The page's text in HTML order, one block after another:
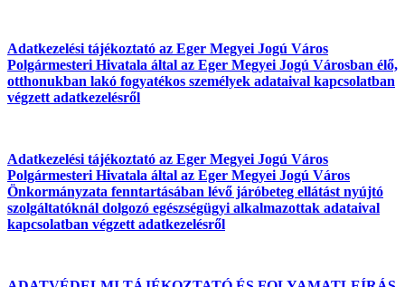
Adatkezelési tájékoztató az Eger Megyei Jogú Város
Polgármesteri Hivatala által az Eger Megyei Jogú Városban élő,
otthonukban lakó fogyatékos személyek adataival kapcsolatban
végzett adatkezelésről
Adatkezelési tájékoztató az Eger Megyei Jogú Város
Polgármesteri Hivatala által az Eger Megyei Jogú Város
Önkormányzata fenntartásában lévő járóbeteg ellátást nyújtó
szolgáltatóknál dolgozó egészségügyi alkalmazottak adataival
kapcsolatban végzett adatkezelésről